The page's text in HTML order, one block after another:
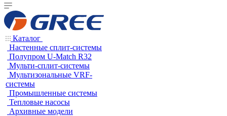
Каталог
Настенные сплит-системы
Полупром U-Match R32
Мульти-сплит-системы
Мультизональные VRF-
системы
Промышленные системы
Тепловые насосы
Архивные модели